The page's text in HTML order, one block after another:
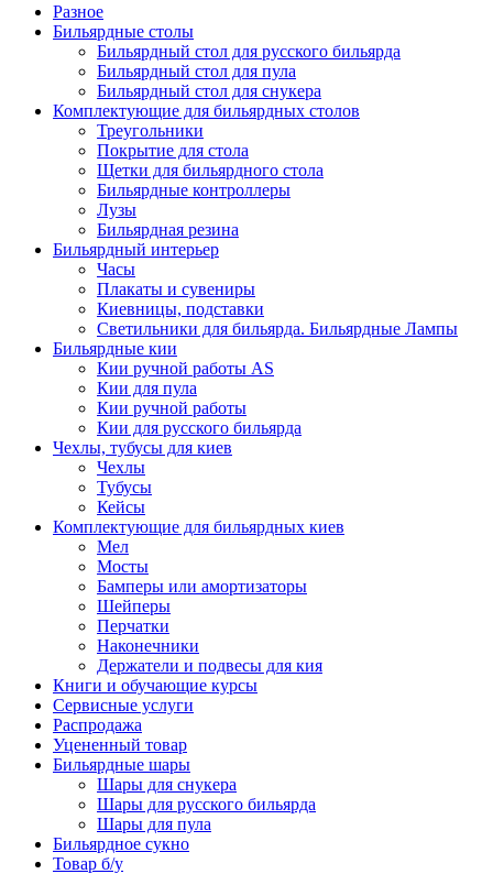
Разное
Бильярдные столы
Бильярдный стол для русского бильярда
Бильярдный стол для пула
Бильярдный стол для снукера
Комплектующие для бильярдных столов
Треугольники
Покрытие для стола
Щетки для бильярдного стола
Бильярдные контроллеры
Лузы
Бильярдная резина
Бильярдный интерьер
Часы
Плакаты и сувениры
Киевницы, подставки
Светильники для бильярда. Бильярдные Лампы
Бильярдные кии
Кии ручной работы AS
Кии для пула
Кии ручной работы
Кии для русского бильярда
Чехлы, тубусы для киев
Чехлы
Тубусы
Кейсы
Комплектующие для бильярдных киев
Мел
Мосты
Бамперы или амортизаторы
Шейперы
Перчатки
Наконечники
Держатели и подвесы для кия
Книги и обучающие курсы
Сервисные услуги
Распродажа
Уцененный товар
Бильярдные шары
Шары для снукера
Шары для русского бильярда
Шары для пула
Бильярдное сукно
Товар б/у